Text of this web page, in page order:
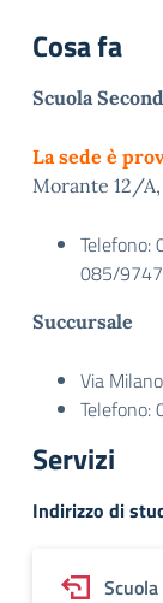
Cosa fa
Scuola
La sede è
Morante 12/
085/
Succursale
Via
Servizi
Indirizzo di